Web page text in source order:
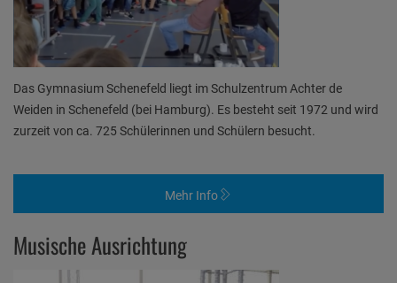
Das Gymnasium Schenefeld liegt im Schulzentrum Achter de
Weiden in Schenefeld (bei Hamburg). Es besteht seit 1972 und wird
zurzeit von ca. 725 Schülerinnen und Schülern besucht.
Mehr Info
Musische Ausrichtung